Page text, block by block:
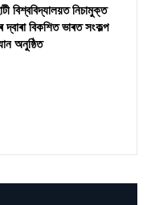
বিশ্ববিদ্যালয়ত নিচামুক্ত
বিকশিত ভাৰত সংকল্প
অনুষ্ঠিত